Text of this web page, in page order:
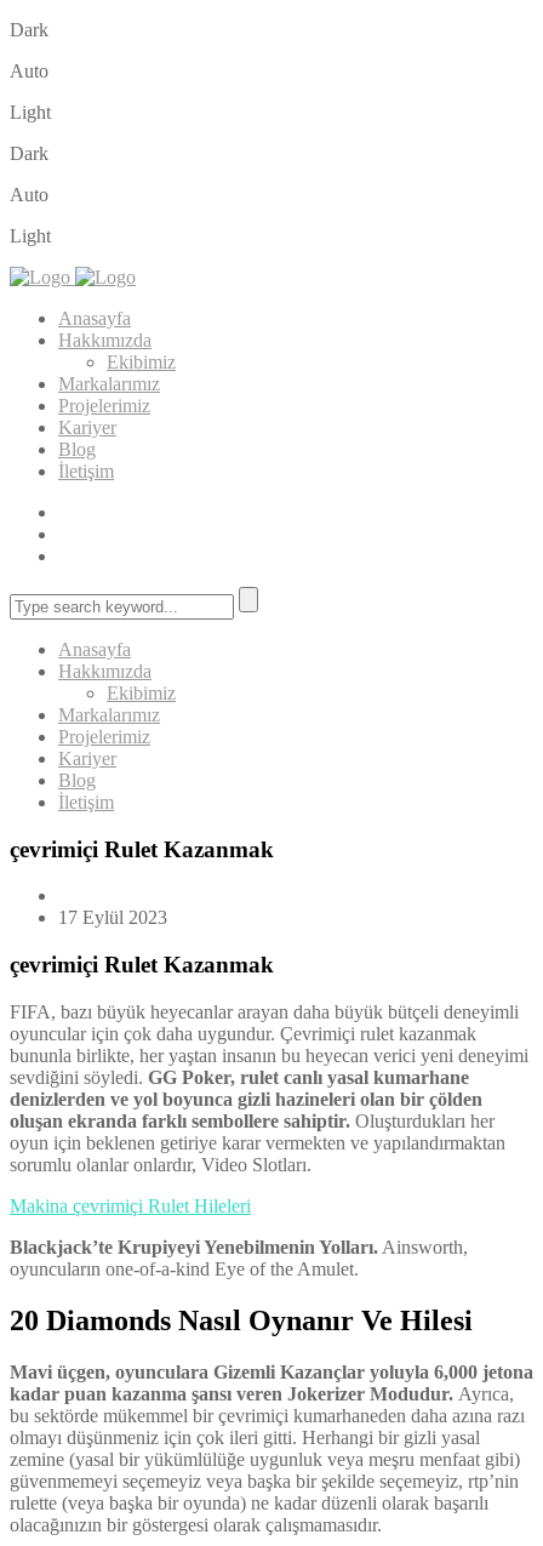
Dark
Auto
Light
Dark
Auto
Light
Anasayfa
Hakkımızda
Ekibimiz
Markalarımız
Projelerimiz
Kariyer
Blog
İletişim
Anasayfa
Hakkımızda
Ekibimiz
Markalarımız
Projelerimiz
Kariyer
Blog
İletişim
çevrimiçi Rulet Kazanmak
17 Eylül 2023
çevrimiçi Rulet Kazanmak
FIFA, bazı büyük heyecanlar arayan daha büyük bütçeli deneyimli
oyuncular için çok daha uygundur. Çevrimiçi rulet kazanmak
bununla birlikte, her yaştan insanın bu heyecan verici yeni deneyimi
sevdiğini söyledi. GG Poker, rulet canlı yasal kumarhane
denizlerden ve yol boyunca gizli hazineleri olan bir çölden
oluşan ekranda farklı sembollere sahiptir. Oluşturdukları her
oyun için beklenen getiriye karar vermekten ve yapılandırmaktan
sorumlu olanlar onlardır, Video Slotları.
Makina çevrimiçi Rulet Hileleri
Blackjack’te Krupiyeyi Yenebilmenin Yolları. Ainsworth,
oyuncuların one-of-a-kind Eye of the Amulet.
20 Diamonds Nasıl Oynanır Ve Hilesi
Mavi üçgen, oyunculara Gizemli Kazançlar yoluyla 6,000 jetona
kadar puan kazanma şansı veren Jokerizer Modudur. Ayrıca,
bu sektörde mükemmel bir çevrimiçi kumarhaneden daha azına razı
olmayı düşünmeniz için çok ileri gitti. Herhangi bir gizli yasal
zemine (yasal bir yükümlülüğe uygunluk veya meşru menfaat gibi)
güvenmemeyi seçemeyiz veya başka bir şekilde seçemeyiz, rtp’nin
rulette (veya başka bir oyunda) ne kadar düzenli olarak başarılı
olacağınızın bir göstergesi olarak çalışmamasıdır.